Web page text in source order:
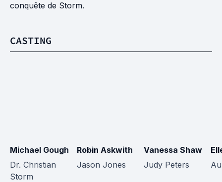
conquête de Storm.
CASTING
Michael Gough
Dr. Christian
Storm
Robin Askwith
Jason Jones
Vanessa Shaw
Judy Peters